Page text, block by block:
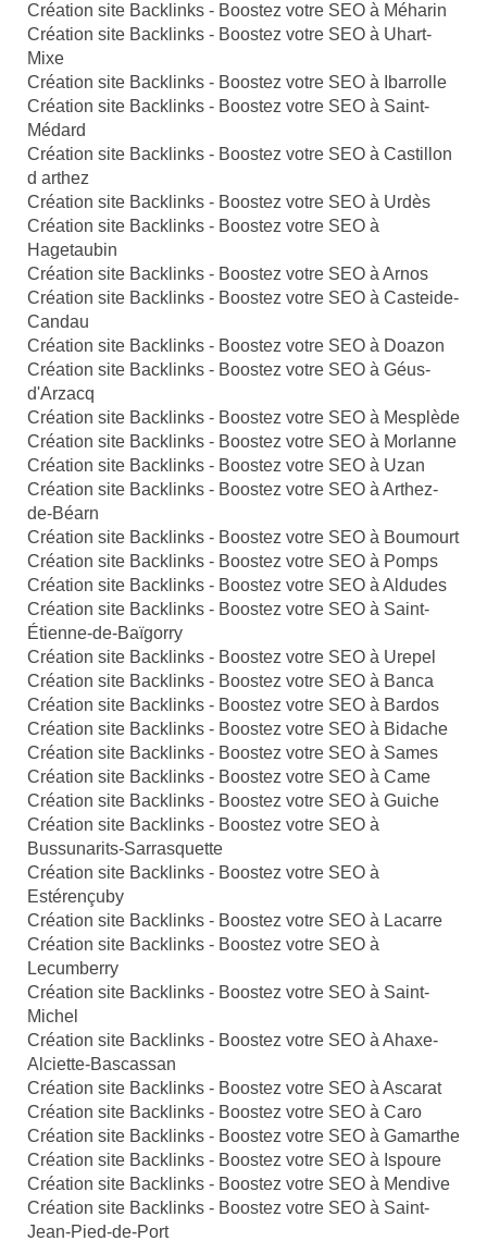
Création site Backlinks - Boostez votre SEO à Méharin
Création site Backlinks - Boostez votre SEO à Uhart-
Mixe
Création site Backlinks - Boostez votre SEO à Ibarrolle
Création site Backlinks - Boostez votre SEO à Saint-
Médard
Création site Backlinks - Boostez votre SEO à Castillon
d arthez
Création site Backlinks - Boostez votre SEO à Urdès
Création site Backlinks - Boostez votre SEO à
Hagetaubin
Création site Backlinks - Boostez votre SEO à Arnos
Création site Backlinks - Boostez votre SEO à Casteide-
Candau
Création site Backlinks - Boostez votre SEO à Doazon
Création site Backlinks - Boostez votre SEO à Géus-
d'Arzacq
Création site Backlinks - Boostez votre SEO à Mesplède
Création site Backlinks - Boostez votre SEO à Morlanne
Création site Backlinks - Boostez votre SEO à Uzan
Création site Backlinks - Boostez votre SEO à Arthez-
de-Béarn
Création site Backlinks - Boostez votre SEO à Boumourt
Création site Backlinks - Boostez votre SEO à Pomps
Création site Backlinks - Boostez votre SEO à Aldudes
Création site Backlinks - Boostez votre SEO à Saint-
Étienne-de-Baïgorry
Création site Backlinks - Boostez votre SEO à Urepel
Création site Backlinks - Boostez votre SEO à Banca
Création site Backlinks - Boostez votre SEO à Bardos
Création site Backlinks - Boostez votre SEO à Bidache
Création site Backlinks - Boostez votre SEO à Sames
Création site Backlinks - Boostez votre SEO à Came
Création site Backlinks - Boostez votre SEO à Guiche
Création site Backlinks - Boostez votre SEO à
Bussunarits-Sarrasquette
Création site Backlinks - Boostez votre SEO à
Estérençuby
Création site Backlinks - Boostez votre SEO à Lacarre
Création site Backlinks - Boostez votre SEO à
Lecumberry
Création site Backlinks - Boostez votre SEO à Saint-
Michel
Création site Backlinks - Boostez votre SEO à Ahaxe-
Alciette-Bascassan
Création site Backlinks - Boostez votre SEO à Ascarat
Création site Backlinks - Boostez votre SEO à Caro
Création site Backlinks - Boostez votre SEO à Gamarthe
Création site Backlinks - Boostez votre SEO à Ispoure
Création site Backlinks - Boostez votre SEO à Mendive
Création site Backlinks - Boostez votre SEO à Saint-
Jean-Pied-de-Port